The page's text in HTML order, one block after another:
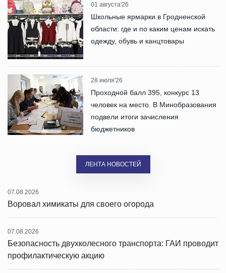
01 августа'26
Школьные ярмарки в Гродненской
области: где и по каким ценам искать
одежду, обувь и канцтовары
28 июля'26
Проходной балл 395, конкурс 13
человек на место. В Минобразования
подвели итоги зачисления
бюджетников
ЛЕНТА НОВОСТЕЙ
07.08.2026
Воровал химикаты для своего огорода
07.08.2026
Безопасность двухколесного транспорта: ГАИ проводит
профилактическую акцию